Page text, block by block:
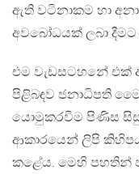
ඇති වටිනාකම හා
අවබෝධයක් ලබා දීමට
එම වැඩසටහනේ එක්
පිළිබඳව ජනාධිපති
යොමුකරවීම පිණිස සිසු
ආකාරයෙන් ලිපි
කළේය. මෙහි පහතින්